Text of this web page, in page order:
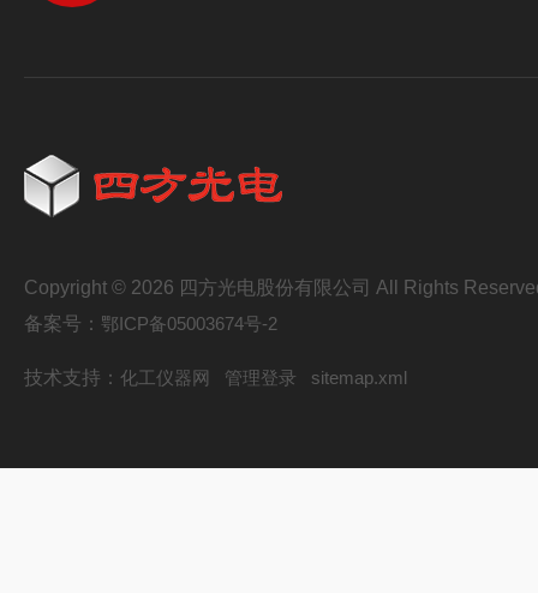
Copyright © 2026 四方光电股份有限公司 All Rights
备案号： 鄂ICP备05003674号-2
技术支持： 化工仪器网 管理登录 sitemap.xml